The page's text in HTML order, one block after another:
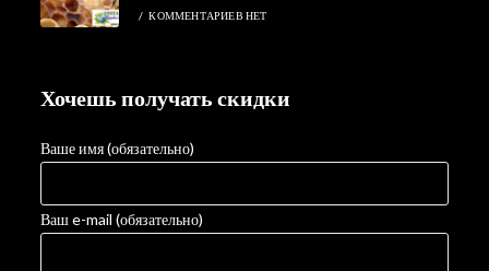
/ КОММЕНТАРИЕВ НЕТ
Хочешь получать скидки
Ваше имя (обязательно)
Ваш e-mail (обязательно)